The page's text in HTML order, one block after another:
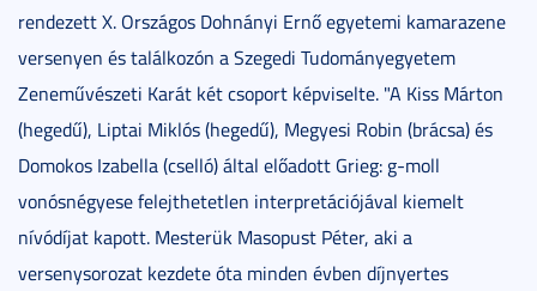
rendezett X. Országos Dohnányi Ernő egyetemi kamarazene
versenyen és találkozón a Szegedi Tudományegyetem
Zeneművészeti Karát két csoport képviselte. "A Kiss Márton
(hegedű), Liptai Miklós (hegedű), Megyesi Robin (brácsa) és
Domokos Izabella (cselló) által előadott Grieg: g-moll
vonósnégyese felejthetetlen interpretációjával kiemelt
nívódíjat kapott. Mesterük Masopust Péter, aki a
versenysorozat kezdete óta minden évben díjnyertes